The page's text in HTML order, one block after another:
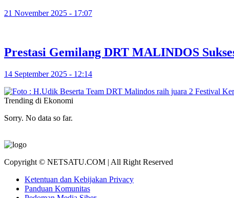
21 November 2025 - 17:07
Prestasi Gemilang DRT MALINDOS
14 September 2025 - 12:14
Trending di Ekonomi
Sorry. No data so far.
Copyright © NETSATU.COM | All Right Reserved
Ketentuan dan Kebijakan Privacy
Panduan Komunitas